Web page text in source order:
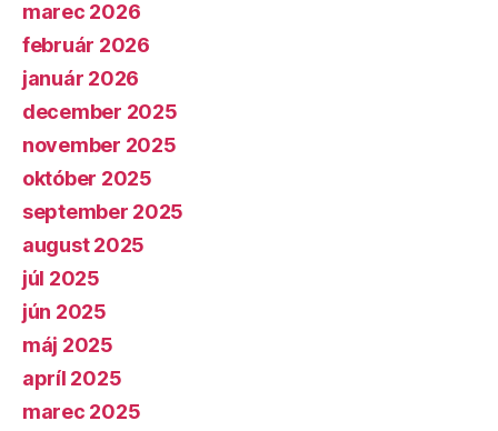
marec 2026
február 2026
január 2026
december 2025
november 2025
október 2025
september 2025
august 2025
júl 2025
jún 2025
máj 2025
apríl 2025
marec 2025